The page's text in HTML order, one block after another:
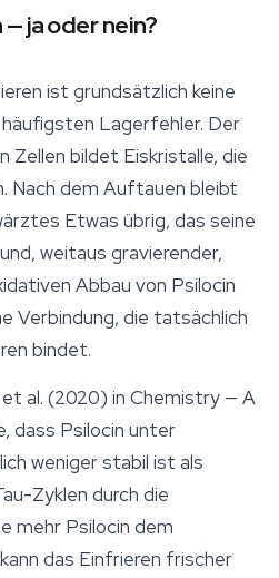
ja oder nein?
ist grundsätzlich keine
Lagerfehler. Der
Zellen bildet Eiskristalle, die
Nach dem Auftauen bleibt
Etwas übrig, das seine
weitaus gravierender,
Abbau von Psilocin
Verbindung, die tatsächlich
bindet.
al. (2020) in Chemistry — A
dass Psilocin unter
weniger stabil ist als
Zyklen durch die
mehr Psilocin dem
das Einfrieren frischer